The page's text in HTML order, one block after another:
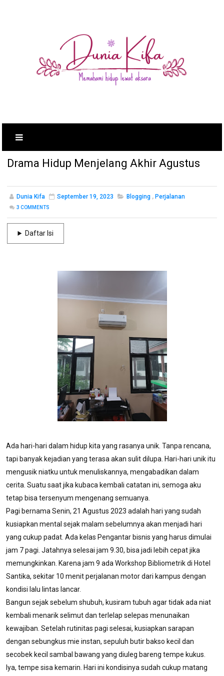
Drama Hidup Menjelang Akhir Agustus
Dunia Kifa September 19, 2023 Blogging , Perjalanan
3 COMMENTS
Daftar Isi
Ada hari-hari dalam hidup kita yang rasanya unik. Tanpa rencana,
tapi banyak kejadian yang terasa akan sulit dilupa. Hari-hari unik itu
mengusik niatku untuk menuliskannya, mengabadikan dalam
cerita. Suatu saat jika kubaca kembali catatan ini, semoga aku
tetap bisa tersenyum mengenang semuanya.
Pagi bernama Senin, 21 Agustus 2023 adalah hari yang sudah
kusiapkan mental sejak malam sebelumnya akan menjadi hari
yang cukup padat. Ada kelas Pengantar bisnis yang harus dimulai
jam 7 pagi. Jatahnya selesai jam 9.30, bisa jadi lebih cepat jika
memungkinkan. Karena jam 9 ada Workshop Bibliometrik di Hotel
Santika, sekitar 10 menit perjalanan motor dari kampus dengan
kondisi lalu lintas lancar.
Bangun sejak sebelum shubuh, kusiram tubuh agar tidak ada niat
kembali menarik selimut dan terlelap selepas menunaikan
kewajiban. Setelah rutinitas pagi selesai, kusiapkan sarapan
dengan sebungkus mie instan, sepuluh butir bakso kecil dan
secobek kecil sambal bawang yang diuleg bareng tempe kukus.
Iya, tempe sisa kemarin. Hari ini kondisinya sudah cukup matang